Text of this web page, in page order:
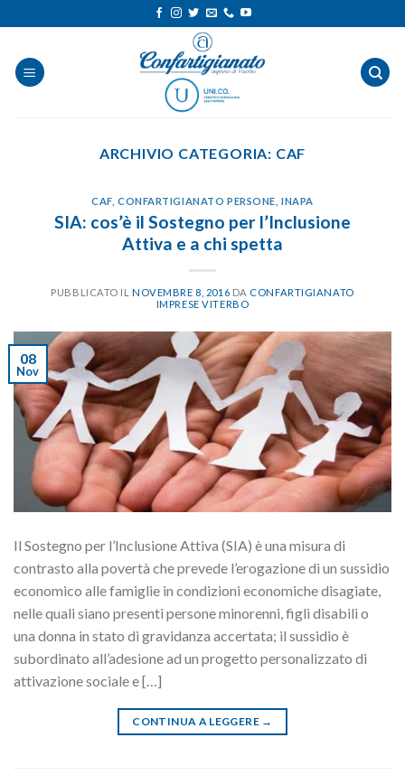
ai
contenuti
ARCHIVIO CATEGORIA: CAF
CAF, CONFARTIGIANATO PERSONE INAPA
SIA: cos’è il Sostegno per l’Inclusione
Attiva e a chi spetta
PUBBLICATO ILNOVEMBRE 8, 2016 DA CONFARTIGIANATO
IMPRESE VITERBO
08
Nov
Il Sostegno per l’Inclusione Attiva (SIA) è una misura di
contrasto alla povertà che prevede l’erogazione di un sussidio
economico alle famiglie in condizioni economiche disagiate,
nelle quali siano presenti persone minorenni, figli disabili o
una donna in stato di gravidanza accertata; il sussidio è
subordinato all’adesione ad un progetto personalizzato di
attivazione sociale e […]
CONTINUA A LEGGERE →